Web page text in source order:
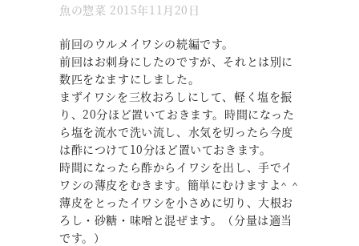
魚の惣菜 2015年11月20日
前回のウルメイワシの続編です。
前回はお刺身にしたのですが、それとは別に
数匹をなますにしました。
まずイワシを三枚おろしにして、軽く塩を振
り、20分ほど置いておきます。時間になった
ら塩を流水で洗い流し、水気を切ったら今度
は酢につけて10分ほど置いておきます。
時間になったら酢からイワシを出し、手でイ
ワシの薄皮をむきます。簡単にむけますよ^ ^
薄皮をとったイワシを小さめに切り、大根お
ろし・砂糖・味噌と混ぜます。（分量は適当
です。）